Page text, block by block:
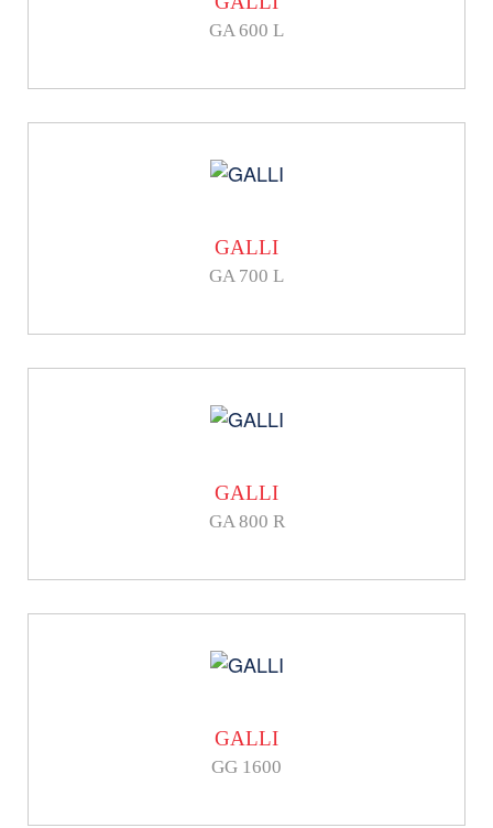
GA 600 L
GALLI
GA 700 L
GALLI
GA 800 R
GALLI
GG 1600